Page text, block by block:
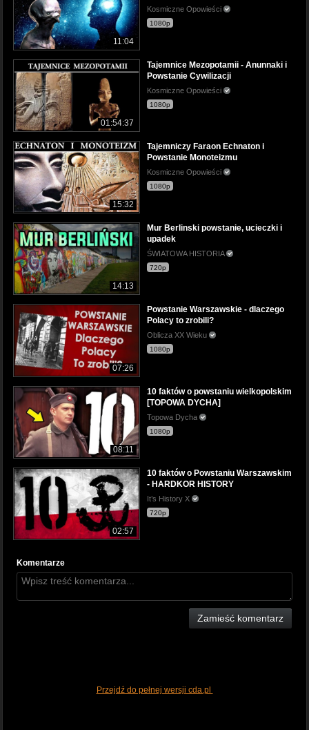
11:04
Kosmiczne Opowieści
1080p
01:54:37
Tajemnice Mezopotamii - Anunnaki i
Powstanie Cywilizacji
Kosmiczne Opowieści
1080p
15:32
Tajemniczy Faraon Echnaton i
Powstanie Monoteizmu
Kosmiczne Opowieści
1080p
14:13
Mur Berlinski powstanie, ucieczki i
upadek
ŚWIATOWA HISTORIA
720p
07:26
Powstanie Warszawskie - dlaczego
Polacy to zrobili?
Oblicza XX Wieku
1080p
08:11
10 faktów o powstaniu wielkopolskim
[TOPOWA DYCHA]
Topowa Dycha
1080p
02:57
10 faktów o Powstaniu Warszawskim
- HARDKOR HISTORY
It’s History X
720p
Komentarze
Zamieść komentarz
Przejdź do pełnej wersji cda.pl